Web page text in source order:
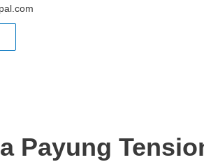
Payung